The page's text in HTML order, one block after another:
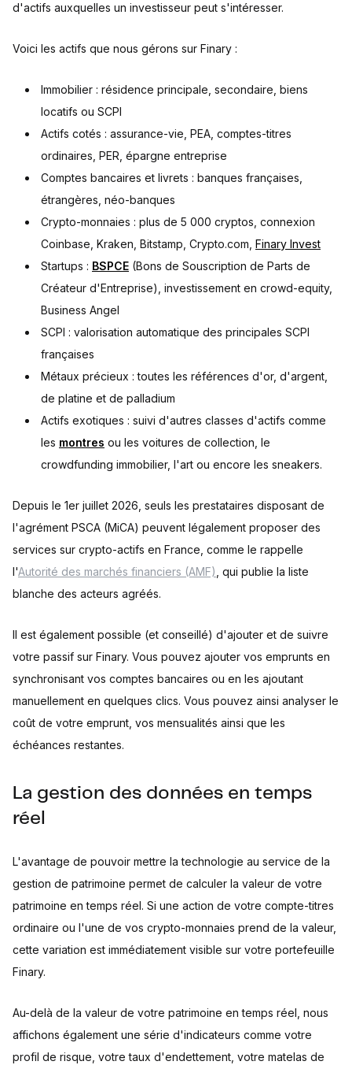
d'actifs auxquelles un investisseur peut s'intéresser.
Voici les actifs que nous gérons sur Finary :
Immobilier : résidence principale, secondaire, biens
locatifs ou SCPI
Actifs cotés : assurance-vie, PEA, comptes-titres
ordinaires, PER, épargne entreprise
Comptes bancaires et livrets : banques françaises,
étrangères, néo-banques
Crypto-monnaies : plus de 5 000 cryptos, connexion
Coinbase, Kraken, Bitstamp, Crypto.com, Finary Invest
Startups : BSPCE (Bons de Souscription de Parts de
Créateur d'Entreprise), investissement en crowd-equity,
Business Angel
SCPI : valorisation automatique des principales SCPI
françaises
Métaux précieux : toutes les références d'or, d'argent,
de platine et de palladium
Actifs exotiques : suivi d'autres classes d'actifs comme
les montres ou les voitures de collection, le
crowdfunding immobilier, l'art ou encore les sneakers.
Depuis le 1er juillet 2026, seuls les prestataires disposant de
l'agrément PSCA (MiCA) peuvent légalement proposer des
services sur crypto-actifs en France, comme le rappelle
l'Autorité des marchés financiers (AMF) , qui publie la liste
blanche des acteurs agréés.
Il est également possible (et conseillé) d'ajouter et de suivre
votre passif sur Finary. Vous pouvez ajouter vos emprunts en
synchronisant vos comptes bancaires ou en les ajoutant
manuellement en quelques clics. Vous pouvez ainsi analyser le
coût de votre emprunt, vos mensualités ainsi que les
échéances restantes.
La gestion des données en temps
réel
L'avantage de pouvoir mettre la technologie au service de la
gestion de patrimoine permet de calculer la valeur de votre
patrimoine en temps réel. Si une action de votre compte-titres
ordinaire ou l'une de vos crypto-monnaies prend de la valeur,
cette variation est immédiatement visible sur votre portefeuille
Finary.
Au-delà de la valeur de votre patrimoine en temps réel, nous
affichons également une série d'indicateurs comme votre
profil de risque, votre taux d'endettement, votre matelas de